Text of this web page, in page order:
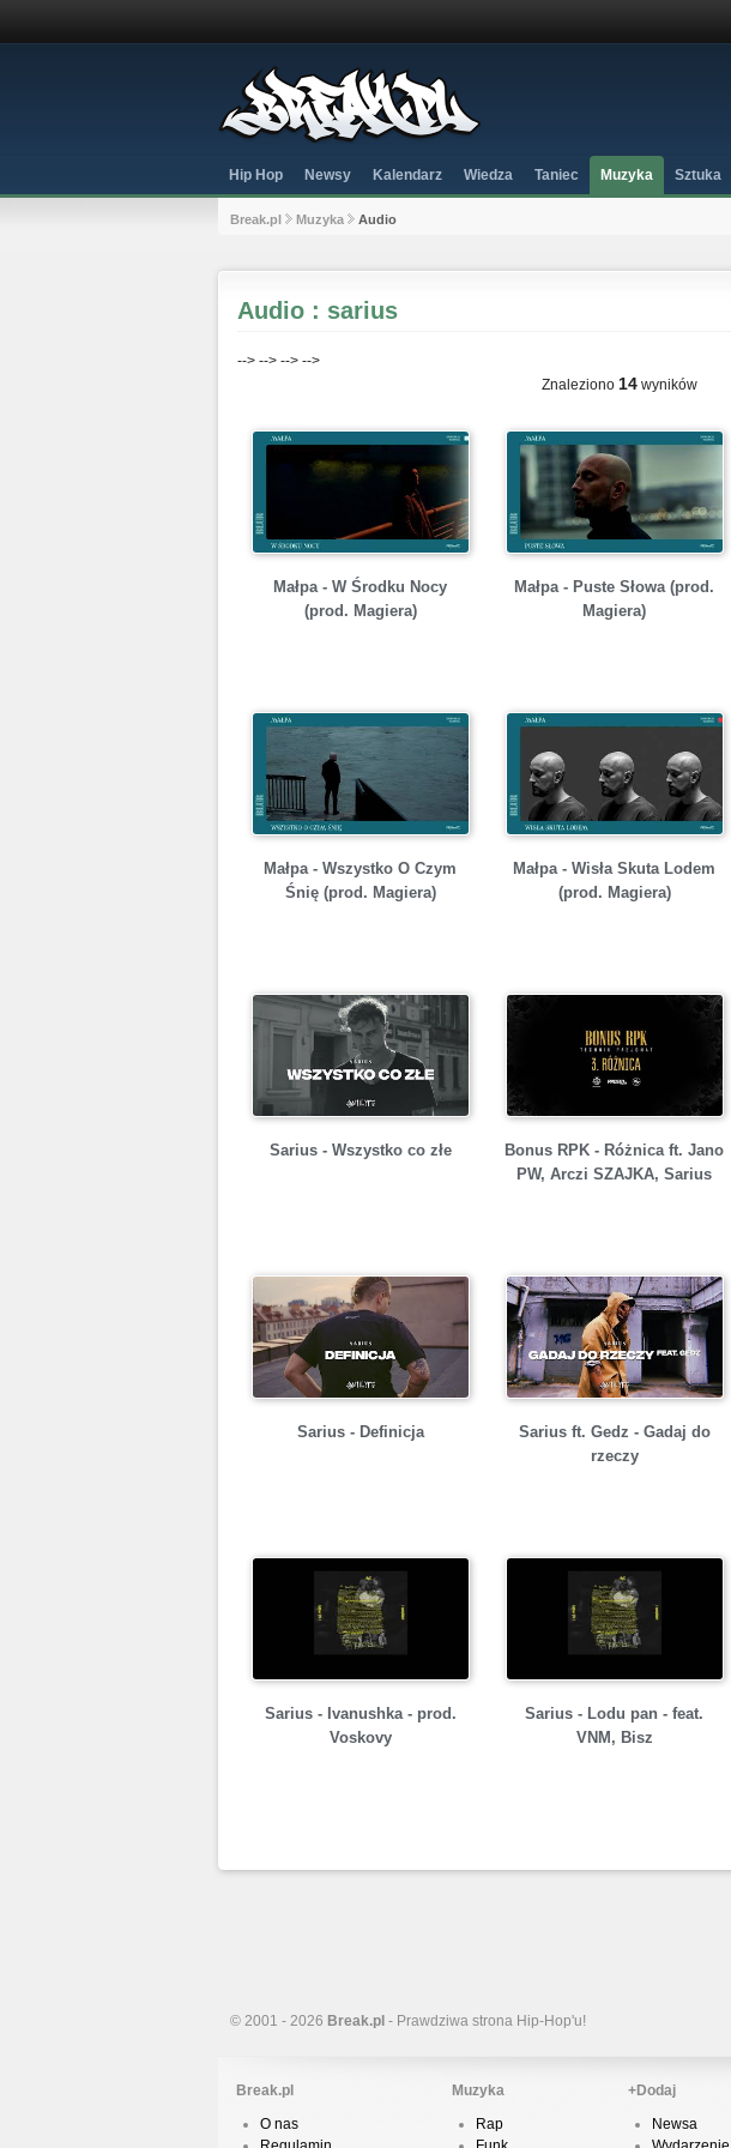
Hip Hop Newsy Kalendarz Wiedza Taniec Muzyka Sztuka
Break.pl Muzyka Audio
Audio : sarius
--> --> --> -->
Znaleziono 14 wyników
Małpa - W Środku Nocy
(prod. Magiera)
Małpa - Puste Słowa (prod.
Magiera)
Małpa - Wszystko O Czym
Śnię (prod. Magiera)
Małpa - Wisła Skuta Lodem
(prod. Magiera)
Sarius - Wszystko co złe
Bonus RPK - Różnica ft. Jano
PW, Arczi SZAJKA, Sarius
Sarius - Definicja
Sarius ft. Gedz - Gadaj do
rzeczy
Sarius - Ivanushka - prod.
Voskovy
Sarius - Lodu pan - feat.
VNM, Bisz
© 2001 - 2026 Break.pl - Prawdziwa strona Hip-Hop'u!
Break.pl
O nas
Muzyka
Rap
+Dodaj
Newsa